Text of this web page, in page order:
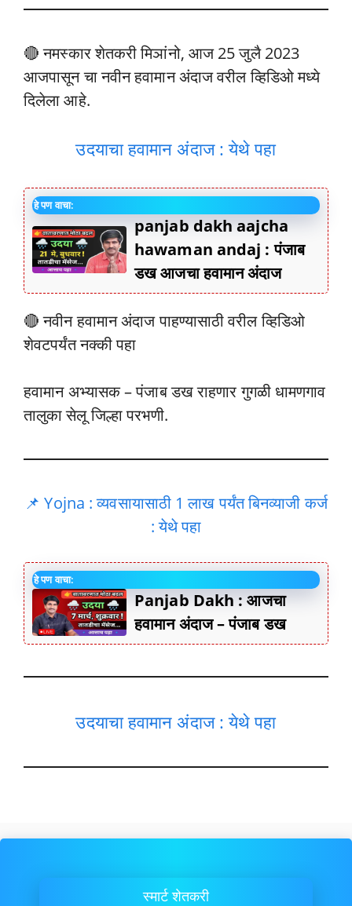
🔴 नमस्कार शेतकरी मिञांनो, आज 25 जुलै 2023
आजपासून चा नवीन हवामान अंदाज वरील व्हिडिओ मध्ये
दिलेला आहे.
उदयाचा हवामान अंदाज : येथे पहा
हे पण वाचा:
panjab dakh aajcha
hawaman andaj : पंजाब
डख आजचा हवामान अंदाज
🔴 नवीन हवामान अंदाज पाहण्यासाठी वरील व्हिडिओ
शेवटपर्यंत नक्की पहा
हवामान अभ्यासक – पंजाब डख राहणार गुगळी धामणगाव
तालुका सेलू जिल्हा परभणी.
📌 Yojna : व्यवसायासाठी 1 लाख पर्यंत बिनव्याजी कर्ज
: येथे पहा
हे पण वाचा:
Panjab Dakh : आजचा
हवामान अंदाज – पंजाब डख
उदयाचा हवामान अंदाज : येथे पहा
स्मार्ट शेतकरी